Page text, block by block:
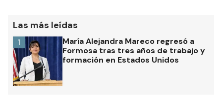
Las más leídas
María Alejandra Mareco regresó a
Formosa tras tres años de trabajo y
formación en Estados Unidos
1